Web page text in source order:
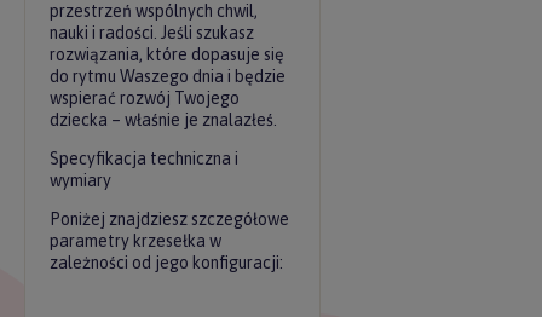
przestrzeń wspólnych chwil,
nauki i radości. Jeśli szukasz
rozwiązania, które dopasuje się
do rytmu Waszego dnia i będzie
wspierać rozwój Twojego
dziecka – właśnie je znalazłeś.
Specyfikacja techniczna i
wymiary
Poniżej znajdziesz szczegółowe
parametry krzesełka w
zależności od jego konfiguracji: